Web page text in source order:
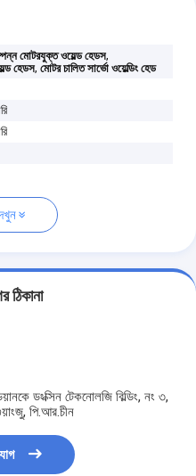
মোটরযুক্ত ওয়েল্ড হেডস,
হেডস,মোটর চালিত সার্ভো ওয়েল্ডিং হেড
ঠিকানা
ডংক্সিন টেকনোলজি বিল্ডিং, নং ৩,
পি.আর.চীন